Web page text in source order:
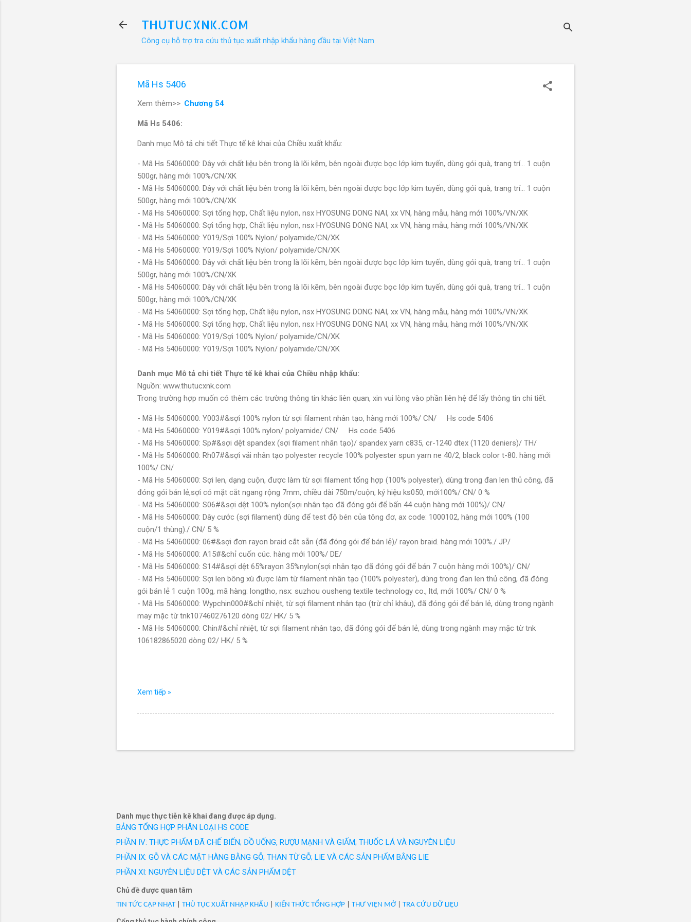
THUTUCXNK.COM
Công cụ hỗ trợ tra cứu thủ tục xuất nhập khẩu hàng đầu tại Việt Nam
Mã Hs 5406
Xem thêm>> Chương 54
Mã Hs 5406:
Danh mục Mô tả chi tiết Thực tế kê khai của Chiều xuất khẩu:
- Mã Hs 54060000: Dây với chất liệu bên trong là lõi kẽm, bên ngoài được bọc lớp kim tuyến, dùng gói quà, trang trí... 1 cuộn
500gr, hàng mới 100%/CN/XK
- Mã Hs 54060000: Dây với chất liệu bên trong là lõi kẽm, bên ngoài được bọc lớp kim tuyến, dùng gói quà, trang trí... 1 cuộn
500gr, hàng mới 100%/CN/XK
- Mã Hs 54060000: Sợi tổng hợp, Chất liệu nylon, nsx HYOSUNG DONG NAI, xx VN, hàng mẫu, hàng mới 100%/VN/XK
- Mã Hs 54060000: Sợi tổng hợp, Chất liệu nylon, nsx HYOSUNG DONG NAI, xx VN, hàng mẫu, hàng mới 100%/VN/XK
- Mã Hs 54060000: Y019/Sợi 100% Nylon/ polyamide/CN/XK
- Mã Hs 54060000: Y019/Sợi 100% Nylon/ polyamide/CN/XK
- Mã Hs 54060000: Dây với chất liệu bên trong là lõi kẽm, bên ngoài được bọc lớp kim tuyến, dùng gói quà, trang trí... 1 cuộn
500gr, hàng mới 100%/CN/XK
- Mã Hs 54060000: Dây với chất liệu bên trong là lõi kẽm, bên ngoài được bọc lớp kim tuyến, dùng gói quà, trang trí... 1 cuộn
500gr, hàng mới 100%/CN/XK
- Mã Hs 54060000: Sợi tổng hợp, Chất liệu nylon, nsx HYOSUNG DONG NAI, xx VN, hàng mẫu, hàng mới 100%/VN/XK
- Mã Hs 54060000: Sợi tổng hợp, Chất liệu nylon, nsx HYOSUNG DONG NAI, xx VN, hàng mẫu, hàng mới 100%/VN/XK
- Mã Hs 54060000: Y019/Sợi 100% Nylon/ polyamide/CN/XK
- Mã Hs 54060000: Y019/Sợi 100% Nylon/ polyamide/CN/XK
Danh mục Mô tả chi tiết Thực tế kê khai của Chiều nhập khẩu:
Nguồn: www.thutucxnk.com
Trong trường hợp muốn có thêm các trường thông tin khác liên quan, xin vui lòng vào phần liên hệ để lấy thông tin chi tiết.
- Mã Hs 54060000: Y003#&sợi 100% nylon từ sợi filament nhân tạo, hàng mới 100%/ CN/ Hs code 5406
- Mã Hs 54060000: Y019#&sợi 100% nylon/ polyamide/ CN/ Hs code 5406
- Mã Hs 54060000: Sp#&sợi dệt spandex (sợi filament nhân tạo)/ spandex yarn c835, cr-1240 dtex (1120 deniers)/ TH/
- Mã Hs 54060000: Rh07#&sợi vải nhân tạo polyester recycle 100% polyester spun yarn ne 40/2, black color t-80. hàng mới
100%/ CN/
- Mã Hs 54060000: Sợi len, dạng cuộn, được làm từ sợi filament tổng hợp (100% polyester), dùng trong đan len thủ công, đã
đóng gói bán lẻ,sợi có mặt cắt ngang rộng 7mm, chiều dài 750m/cuộn, ký hiệu ks050, mới100%/ CN/ 0 %
- Mã Hs 54060000: S06#&sợi dệt 100% nylon(sợi nhân tạo đã đóng gói để bấn 44 cuộn hàng mới 100%)/ CN/
- Mã Hs 54060000: Dây cước (sợi filament) dùng để test độ bén của tông đơ, ax code: 1000102, hàng mới 100% (100
cuộn/1 thùng)./ CN/ 5 %
- Mã Hs 54060000: 06#&sợi đơn rayon braid cắt sẵn (đã đóng gói để bán lẻ)/ rayon braid. hàng mới 100%./ JP/
- Mã Hs 54060000: A15#&chỉ cuốn cúc. hàng mới 100%/ DE/
- Mã Hs 54060000: S14#&sợi dệt 65%rayon 35%nylon(sợi nhân tạo đã đóng gói để bán 7 cuộn hàng mới 100%)/ CN/
- Mã Hs 54060000: Sợi len bông xù được làm từ filament nhân tạo (100% polyester), dùng trong đan len thủ công, đã đóng
gói bán lẻ 1 cuộn 100g, mã hàng: longtho, nsx: suzhou ousheng textile technology co., ltd, mới 100%/ CN/ 0 %
- Mã Hs 54060000: Wypchin000#&chỉ nhiệt, từ sợi filament nhân tạo (trừ chỉ khâu), đã đóng gói để bán lẻ, dùng trong ngành
may mặc từ tnk107460276120 dòng 02/ HK/ 5 %
- Mã Hs 54060000: Chin#&chỉ nhiệt, từ sợi filament nhân tạo, đã đóng gói để bán lẻ, dùng trong ngành may mặc từ tnk
106182865020 dòng 02/ HK/ 5 %
Xem tiếp »
Danh mục thực tiễn kê khai đang được áp dụng.
BẢNG TỔNG HỢP PHÂN LOẠI HS CODE
PHẦN IV: THỰC PHẨM ĐÃ CHẾ BIẾN; ĐỒ UỐNG, RƯỢU MẠNH VÀ GIẤM; THUỐC LÁ VÀ NGUYÊN LIỆU
PHẦN IX: GỖ VÀ CÁC MẶT HÀNG BẰNG GỖ; THAN TỪ GỖ; LIE VÀ CÁC SẢN PHẨM BẰNG LIE
PHẦN XI: NGUYÊN LIỆU DỆT VÀ CÁC SẢN PHẨM DỆT
Chủ đề được quan tâm
TIN TỨC CẬP NHẬT| THỦ TỤC XUẤT NHẬP KHẨU KIẾN THỨC TỔNG HỢP THƯ VIỆN MỞ| TRA CỨU DỮ LIỆU